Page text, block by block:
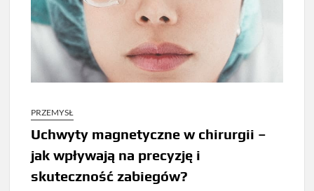
PRZEMYSŁ
Uchwyty magnetyczne w chirurgii –
jak wpływają na precyzję i
skuteczność zabiegów?